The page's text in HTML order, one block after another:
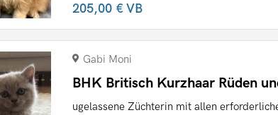
205,00 €VB
Gabi Moni
BHK Britisch Kurzhaar Rüden
ugelassene Züchterin mit allen